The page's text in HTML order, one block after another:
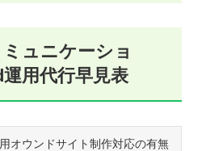
ュニケーショ
用代行早見表
オウンドサイト制作対応の有無